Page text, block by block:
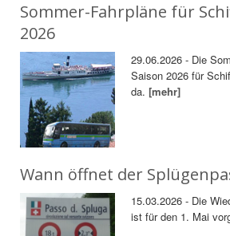
Sommer-Fahrpläne für
2026
29.06.2026 - Die
Saison 2026 für
da.[mehr]
Wann öffnet der
15.03.2026 - Die
ist für den 1. Mai